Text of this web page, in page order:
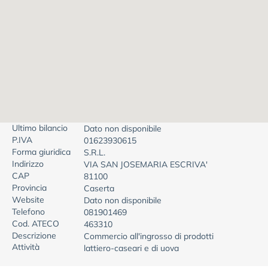
Ultimo bilancio
Dato non disponibile
P.IVA
01623930615
Forma giuridica
S.R.L.
Indirizzo
VIA SAN JOSEMARIA ESCRIVA'
CAP
81100
Provincia
Caserta
Website
Dato non disponibile
Telefono
081901469
Cod. ATECO
463310
Descrizione
Attività
Commercio all'ingrosso di prodotti
lattiero-caseari e di uova